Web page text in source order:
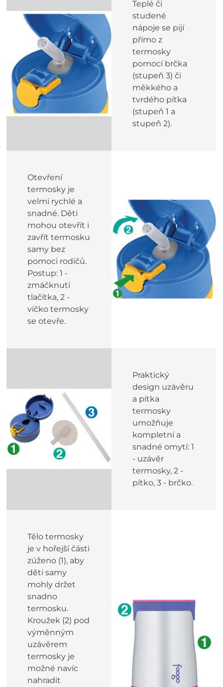
Teplé či
studené
nápoje se pijí
přímo z
termosky
pomocí brčka
(stupeň 3) či
měkkého a
tvrdého pítka
(stupeň 1 a
stupeň 2).
Otevření
termosky je
velmi rychlé a
snadné. Děti
mohou otevřít i
zavřít termosku
samy bez
pomoci rodičů.
Postup: 1 -
zmáčknutí
tlačítka, 2 -
víčko termosky
se otevře.
Praktický
design uzávěru
a pítka
termosky
umožňuje
kompletní a
snadné omytí: 1
- uzávěr
termosky, 2 -
pítko, 3 - brčko.
Tělo termosky
je v hořejší části
zúženo (1), aby
děti samy
mohly držet
snadno
termosku.
Kroužek (2) pod
výměnným
uzávěrem
termosky je
možné navíc
nahradit